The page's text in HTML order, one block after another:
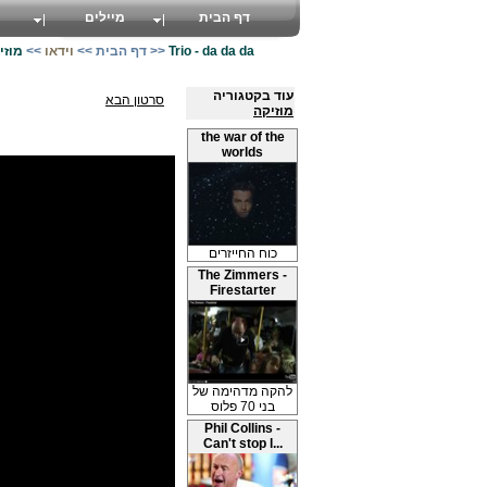
סרטון הבא
עוד בקטגוריה
מוזיקה
the war of the
worlds
כוח החייזרים
The Zimmers -
Firestarter
להקה מדהימה של
בני 70 פלוס
Phil Collins -
Can't stop l...
דף הבית מיילים
דף הבית >> וידאו >> >> Trio - da da da